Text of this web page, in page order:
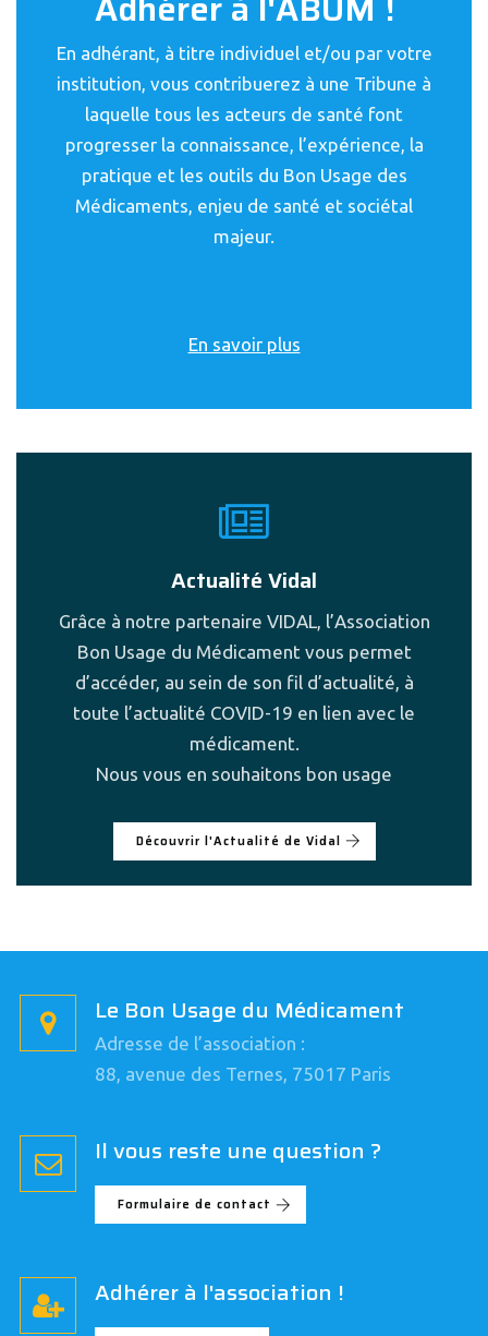
En adhérant, à titre individuel et/ou par votre
institution, vous contribuerez à une Tribune à
laquelle tous les acteurs de santé font
progresser la connaissance, l’expérience, la
pratique et les outils du Bon Usage des
Médicaments, enjeu de santé et sociétal
majeur.
En savoir plus
Actualité Vidal
Grâce à notre partenaire VIDAL, l’Association
Bon Usage du Médicament vous permet
d’accéder, au sein de son fil d’actualité, à
toute l’actualité COVID-19 en lien avec le
médicament.
Nous vous en souhaitons bon usage
Découvrir l'Actualité de Vidal
Le Bon Usage du Médicament
Adresse de l’association :
88, avenue des Ternes, 75017 Paris
Il vous reste une question ?
Formulaire de contact
Adhérer à l'association !